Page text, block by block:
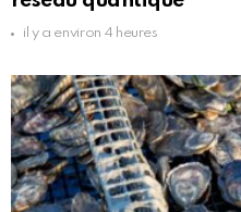
il y a environ 4 heures